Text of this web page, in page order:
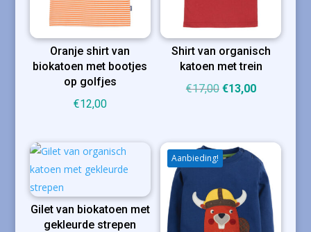
Oranje shirt van
biokatoen met bootjes
op golfjes
€12,00
Shirt van organisch
katoen met trein
€17,00 Oorspronkelijke
€17,00.
€13,00Huidige
€13,00.
Gilet van biokatoen met
gekleurde strepen
Aanbieding!